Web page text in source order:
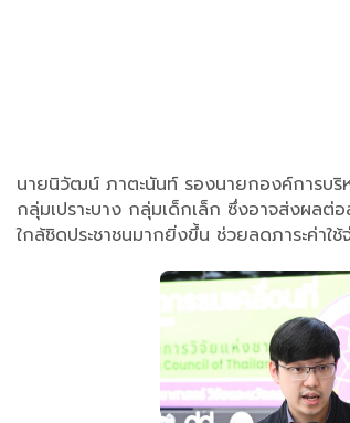
นายนิวัฒน์ ภาตะนันท์ รองนายกองค์การบริ
กลุ่มเปราะบาง กลุ่มเด็กเล็ก ซึ่งอาจส่งผล
ใกล้ชิดประชาชนมากยิ่งขึ้น ช่วยลดภาระค่า